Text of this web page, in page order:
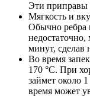
Эти приправы
Мягкость и
Обычно ребра
недостаточно,
минут, сделав
Во время
170 °С. При
займет около
время может